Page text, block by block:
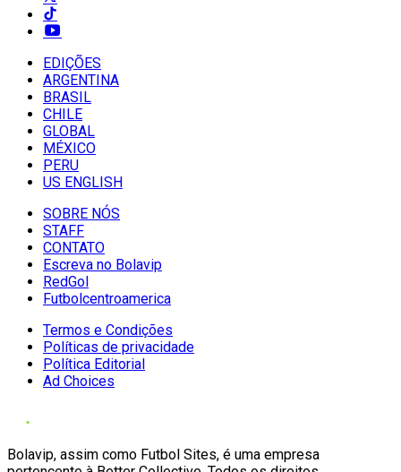
EDIÇÕES
ARGENTINA
BRASIL
CHILE
GLOBAL
MÉXICO
PERU
US ENGLISH
SOBRE NÓS
STAFF
CONTATO
Escreva no Bolavip
RedGol
Futbolcentroamerica
Termos e Condições
Políticas de privacidade
Política Editorial
Ad Choices
Bolavip, assim como Futbol Sites, é uma empresa